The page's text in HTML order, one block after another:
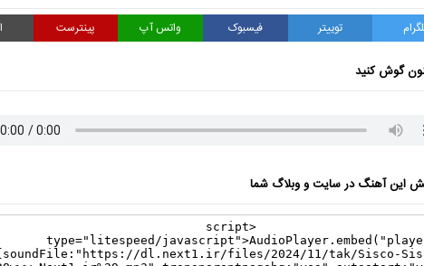
توییتر فیسبوک واتس آپ پینترست
گوش کنید
این آهنگ در سایت و وبلاگ شما